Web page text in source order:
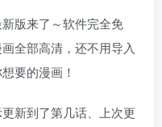
版来了～软件完全免
全部高清，还不用导入
要的漫画！
新到了第几话、上次更